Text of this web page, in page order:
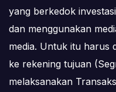
yang berkedok
dan menggunakan
media. Untuk itu harus
ke rekening tujuan
melaksanakan